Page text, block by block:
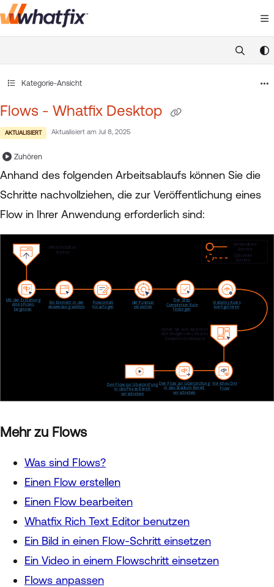
Documentation Index
https://
Kategorie-Ansicht
Flows - Whatfix Desktop
AKTUALISIERT Aktualisiert am Jul 8, 2025
Zuhören
Anhand des folgenden Arbeitsablaufs können Sie die
Schritte nachvollziehen, die zur Veröffentlichung eines
Flow in Ihrer Anwendung erforderlich sind:
Mehr zu Flows
Was sind Flows?
Einen Flow erstellen
Einen Flow bearbeiten
Whatfix Rich Text Editor benutzen
Ein Bild in einen Flow-Schritt einsetzen
Ein Video in einem Flowschritt einsetzen
Flows anpassen